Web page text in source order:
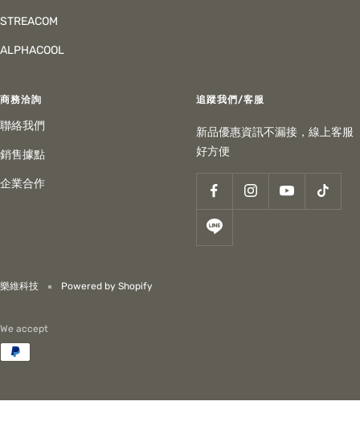
STREACOM
ALPHACOOL
商務洽詢
聯絡我們
銷售據點
企業合作
追蹤我們/客服
新品優惠資訊不漏接，線上客服
好方便
樂維科技 Powered by Shopify
We accept